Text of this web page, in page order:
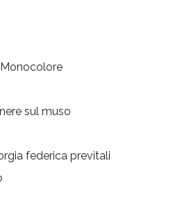
Monocolore
sul muso
federica previtali